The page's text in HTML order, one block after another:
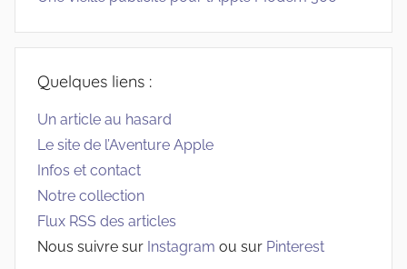
Quelques liens :
Un article au hasard
Le site de l’Aventure Apple
Infos et contact
Notre collection
Flux RSS des articles
Nous suivre sur Instagram ou sur Pinterest